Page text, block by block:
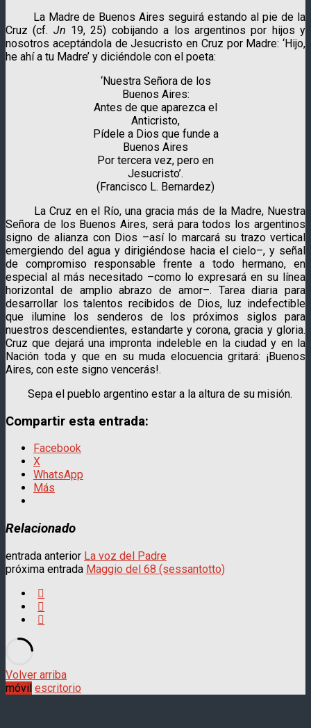
La Madre de Buenos Aires seguirá estando al pie de la
Cruz (cf. Jn 19, 25) cobijando a los argentinos por hijos y
nosotros aceptándola de Jesucristo en Cruz por Madre: ‘Hijo,
he ahí a tu Madre’ y diciéndole con el poeta:
‘Nuestra Señora de los
Buenos Aires:
Antes de que aparezca el
Anticristo,
Pídele a Dios que funde a
Buenos Aires
Por tercera vez, pero en
Jesucristo’.
(Francisco L. Bernardez)
La Cruz en el Río, una gracia más de la Madre, Nuestra
Señora de los Buenos Aires, será para todos los argentinos
signo de alianza con Dios –así lo marcará su trazo vertical
emergiendo del agua y dirigiéndose hacia el cielo–, y señal
de compromiso responsable frente a todo hermano, en
especial al más necesitado –como lo expresará en su línea
horizontal de amplio abrazo de amor–. Tarea diaria para
desarrollar los talentos recibidos de Dios, luz indefectible
que ilumine los senderos de los próximos siglos para
nuestros descendientes, estandarte y corona, gracia y gloria.
Cruz que dejará una impronta indeleble en la ciudad y en la
Nación toda y que en su muda elocuencia gritará: ¡Buenos
Aires, con este signo vencerás!.
Sepa el pueblo argentino estar a la altura de su misión.
Compartir esta entrada:
Facebook
X
WhatsApp
Más
Relacionado
entrada anterior La voz del Padre
próxima entrada Maggio del 68 (sessantotto)
Volver arriba
móvil escritorio